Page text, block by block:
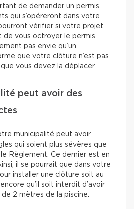
de demander un permis
qui s’opéreront dans votre
vérifier si votre projet
vous octroyer le permis.
pas envie qu’un
que votre clôture n’est pas
vous devez la déplacer.
peut avoir des
municipalité peut avoir
qui soient plus sévères que
Règlement. Ce dernier est en
il se pourrait que dans votre
installer une clôture soit au
qu’il soit interdit d’avoir
2 mètres de la piscine.